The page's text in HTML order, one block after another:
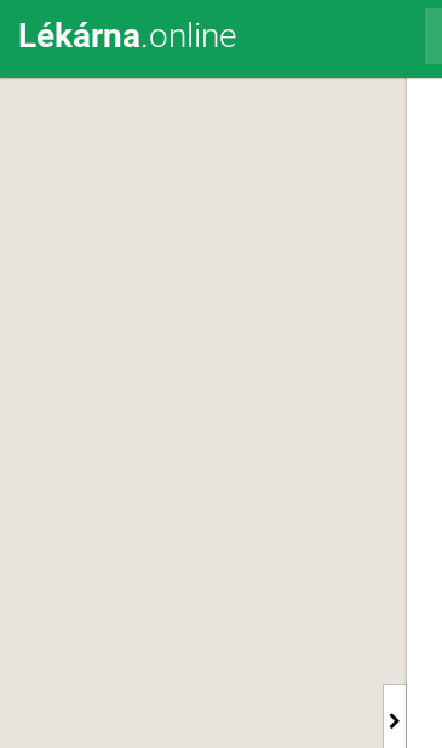
Lékárna.online